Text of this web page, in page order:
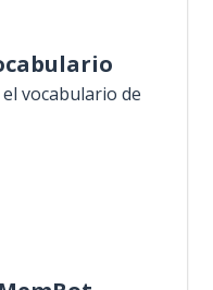
vocabulario de